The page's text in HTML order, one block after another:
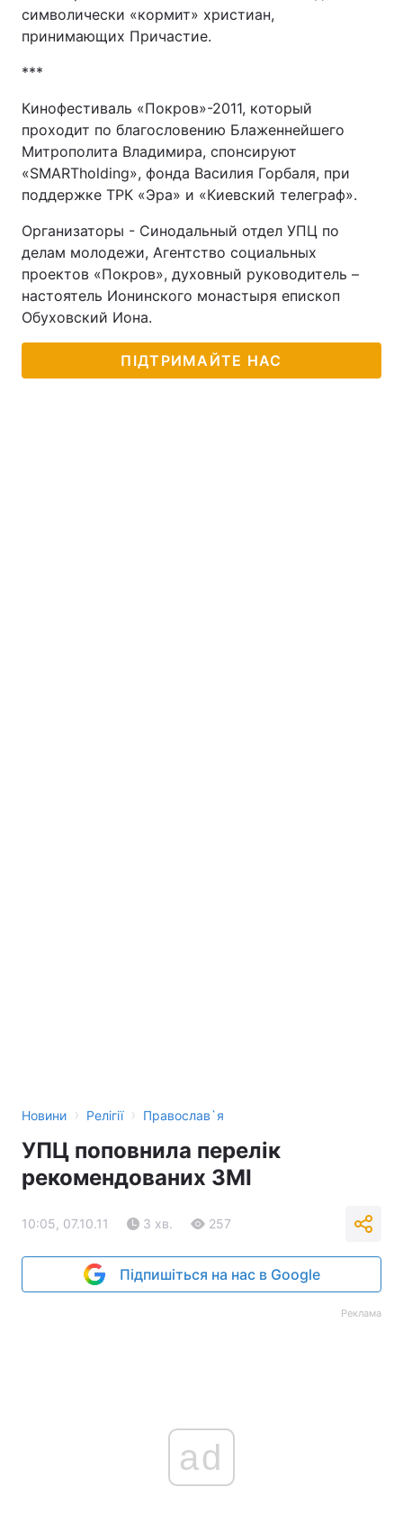
символически «кормит» христиан,
принимающих Причастие.
***
Кинофестиваль «Покров»-2011, который
проходит по благословению Блаженнейшего
Митрополита Владимира, спонсируют
«SMARTholding», фонда Василия Горбаля, при
поддержке ТРК «Эра» и «Киевский телеграф».
Организаторы - Синодальный отдел УПЦ по
делам молодежи, Агентство социальных
проектов «Покров», духовный руководитель –
настоятель Ионинского монастыря епископ
Обуховский Иона.
ПІДТРИМАЙТЕ НАС
Новини › Релігії › Православ`я
УПЦ поповнила перелік
рекомендованих ЗМІ
10:05, 07.10.11 3 хв. 257
Підпишіться на нас в Google
Реклама
ad